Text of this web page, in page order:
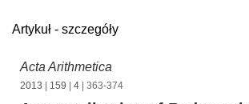
Artykuł - szczegóły
Acta Arithmetica
2013 159 4 | 363-374